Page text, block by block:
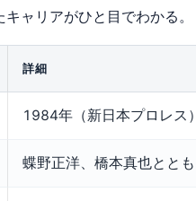
ャリアがひと目でわかる。
詳細
1984年（新日本プロレス
蝶野正洋、橋本真也とと